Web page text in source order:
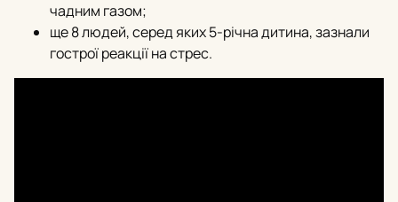
чадним газом;
ще 8 людей, серед яких 5-річна дитина, зазнали
гострої реакції на стрес.